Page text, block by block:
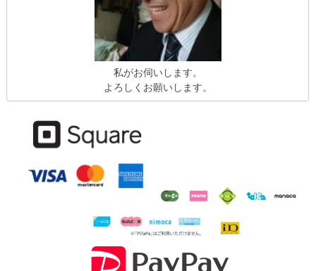
私がお伺いします。
よろしくお願いします。